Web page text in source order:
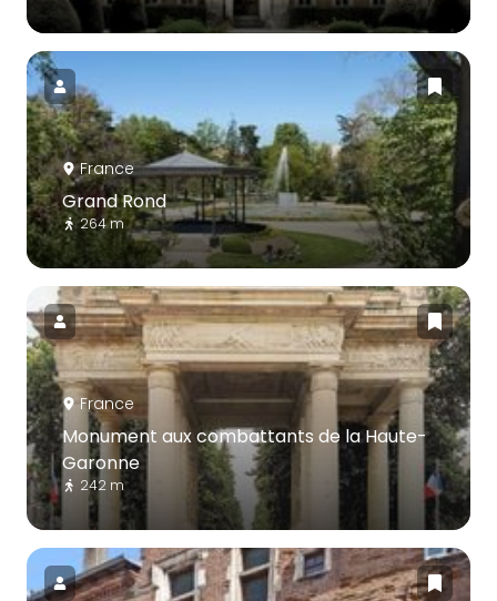
France
Grand Rond
264 m
France
Monument aux combattants de la Haute-
Garonne
242 m